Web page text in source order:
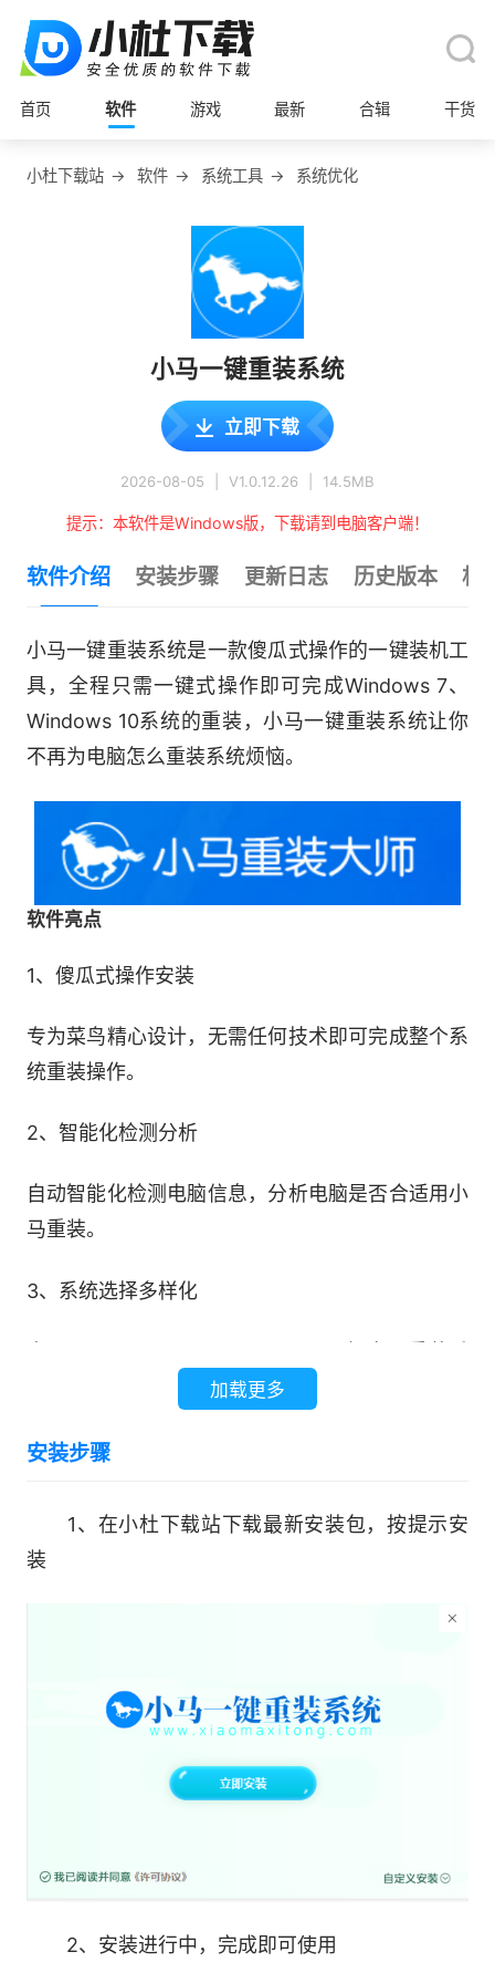
首页 软件 游戏 最新 合辑 干货
小杜下载站 → 软件 → 系统工具 → 系统优化
小马一键重装系统
立即下载
2026-08-05 V1.0.12.26 14.5MB
提示：本软件是Windows版，下载请到电脑客户端！
软件介绍 安装步骤 更新日志 历史版本 相
小马一键重装系统是一款傻瓜式操作的一键装机工
具，全程只需一键式操作即可完成Windows 7、
Windows 10系统的重装，小马一键重装系统让你
不再为电脑怎么重装系统烦恼。
软件亮点
1、傻瓜式操作安装
专为菜鸟精心设计，无需任何技术即可完成整个系
统重装操作。
2、智能化检测分析
自动智能化检测电脑信息，分析电脑是否合适用小
马重装。
3、系统选择多样化
统的可选择性和灵活性。
4、P2P极速下载
采用p2p技术，内置迅雷内核组件，实现将下载速
度提升到极致。
我们就可以看到【立即重装】的命令，然后点击。
加载更多
安装步骤
1、在小杜下载站下载最新安装包，按提示安
装
2、安装进行中，完成即可使用